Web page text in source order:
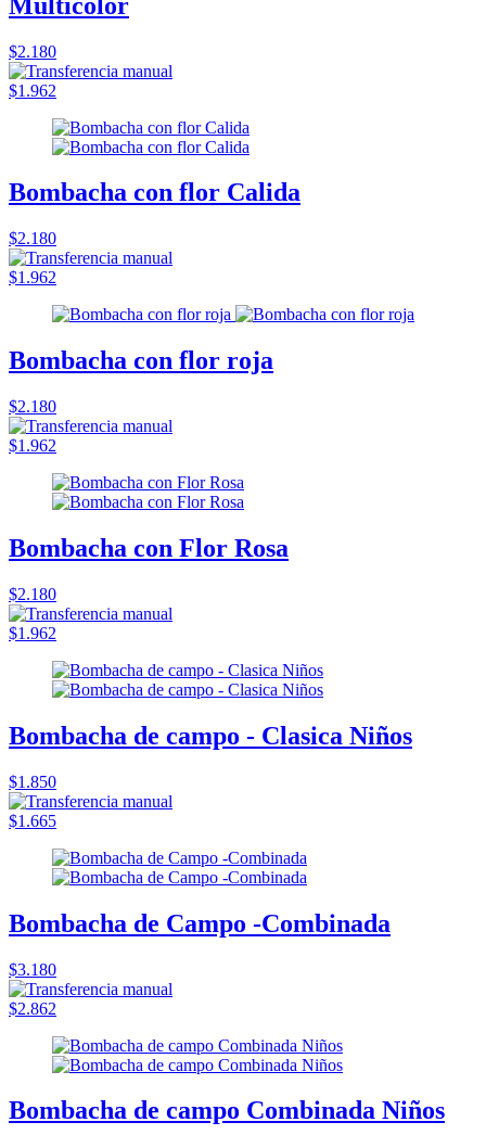
$2.180
$1.962
Bombacha con flor Calida
$2.180
$1.962
Bombacha con flor roja
$2.180
$1.962
Bombacha con Flor Rosa
$2.180
$1.962
Bombacha de campo - Clasica Niños
$1.850
$1.665
Bombacha de Campo -Combinada
$3.180
$2.862
Bombacha de campo Combinada Niños